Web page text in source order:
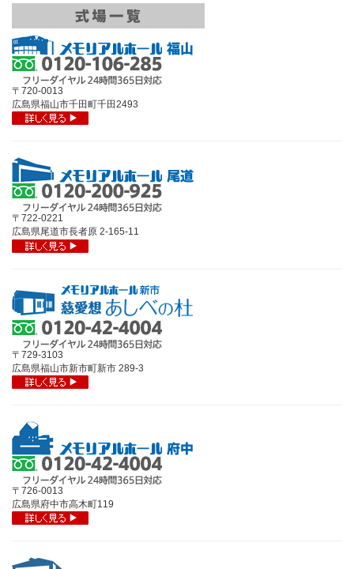
〒720-0013
広島県福山市千田町千田2493
〒722-0221
広島県尾道市長者原 2-165-11
〒729-3103
広島県福山市新市町新市 289-3
〒726-0013
広島県府中市高木町119